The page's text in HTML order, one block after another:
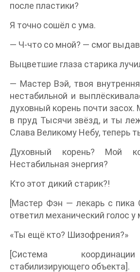
после пластики?
Я точно сошёл с ума.
— Ч-что со мной? — смог
Выцветшие глаза старика
— Мастер Вэй, твоя
нестабильной и
духовный корень почти
в пруд Тысячи звёзд, и ты
Слава Великому Небу, теперь
Духовный корень? Мой
Нестабильная энергия?
Кто этот дикий старик?!
[Мастер Фэн — лекарь с пика
ответил механический голос у
«Ты ещё кто? Шизофрения?»
[Система
стабилизирующего объекта].